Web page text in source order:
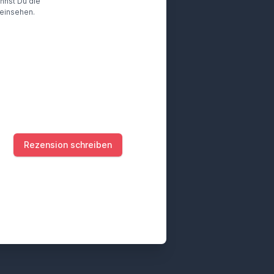
einsehen.
Rezension schreiben